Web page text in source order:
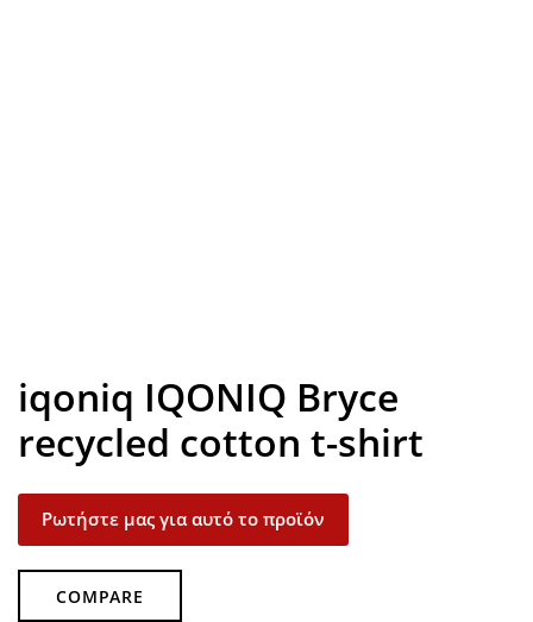
iqoniq IQONIQ Bryce
recycled cotton t-shirt
Ρωτήστε μας για αυτό το προϊόν
COMPARE